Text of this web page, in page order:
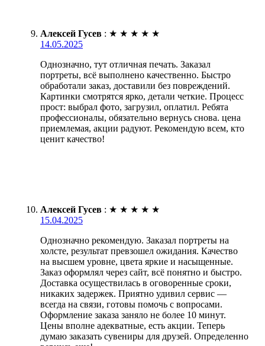
Алексей Гусев : ★ ★ ★ ★ ★
14.05.2025
Однозначно, тут отличная печать. Заказал
портреты, всё выполнено качественно. Быстро
обработали заказ, доставили без повреждений.
Картинки смотрятся ярко, детали четкие. Процесс
прост: выбрал фото, загрузил, оплатил. Ребята
профессионалы, обязательно вернусь снова. цена
приемлемая, акции радуют. Рекомендую всем, кто
ценит качество!
Алексей Гусев : ★ ★ ★ ★ ★
15.04.2025
Однозначно рекомендую. Заказал портреты на
холсте, результат превзошел ожидания. Качество
на высшем уровне, цвета яркие и насыщенные.
Заказ оформлял через сайт, всё понятно и быстро.
Доставка осуществилась в оговоренные сроки,
никаких задержек. Приятно удивил сервис —
всегда на связи, готовы помочь с вопросами.
Оформление заказа заняло не более 10 минут.
Цены вполне адекватные, есть акции. Теперь
думаю заказать сувениры для друзей. Определенно